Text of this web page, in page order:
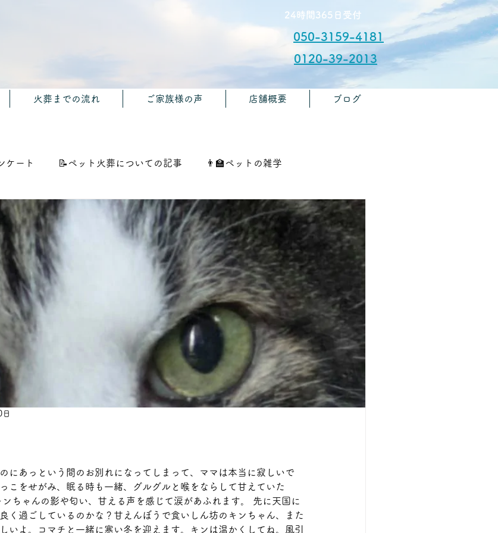
​24時間365日受付
050-3159-4181
0120-39-2013
火葬までの流れ ご家族様の声 店舗概要 ブログ
ケート 📝ペット火葬についての記事 👨‍🏫ペットの雑学
にあっという間のお別れになってしまって、ママは本当に寂しいで
こをせがみ、眠る時も一緒、グルグルと喉をならして甘えていた
ちゃんの影や匂い、甘える声を感じて涙があふれます。 先に天国に
く過ごしているのかな？甘えんぼうで食いしん坊のキンちゃん、また
いよ。コマチと一緒に寒い冬を迎えます。キンは温かくしてね。風引